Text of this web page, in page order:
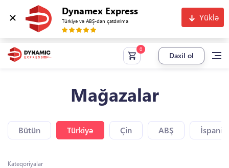
Dynamex Express
Türkiyə və ABŞ-dan çatdırılma Yüklə
Daxil ol
Mağazalar
Bütün Türkiyə Çin ABŞ
Kateqoriyalar